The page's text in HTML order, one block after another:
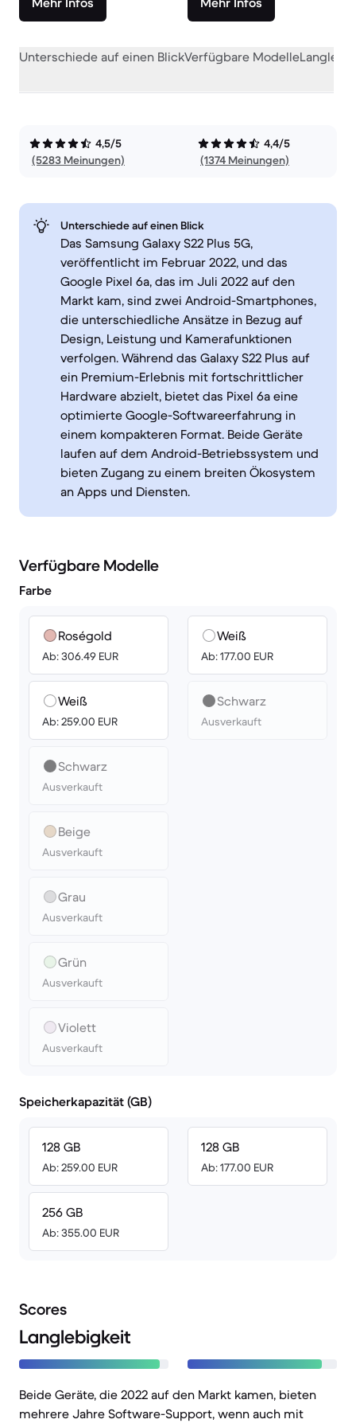
Unterschiede auf einen BlickVerfügbare Modelle
4,5/5
(5283 Meinungen)
4,4/5
(1374 Meinungen)
Unterschiede auf einen Blick
Das Samsung Galaxy S22 Plus 5G,
veröffentlicht im Februar 2022, und das
Google Pixel 6a, das im Juli 2022 auf den
Markt kam, sind zwei Android-Smartphones,
die unterschiedliche Ansätze in Bezug auf
Design, Leistung und Kamerafunktionen
verfolgen. Während das Galaxy S22 Plus auf
ein Premium-Erlebnis mit fortschrittlicher
Hardware abzielt, bietet das Pixel 6a eine
optimierte Google-Softwareerfahrung in
einem kompakteren Format. Beide Geräte
laufen auf dem Android-Betriebssystem und
bieten Zugang zu einem breiten Ökosystem
an Apps und Diensten.
Verfügbare Modelle
Farbe
Roségold
Ab: 306.49 EUR
Weiß
Ab: 259.00 EUR
Schwarz
Ausverkauft
Beige
Ausverkauft
Grau
Ausverkauft
Grün
Ausverkauft
Violett
Ausverkauft
Weiß
Ab: 177.00 EUR
Schwarz
Ausverkauft
Speicherkapazität (GB)
128 GB
Ab: 259.00 EUR
256 GB
Ab: 355.00 EUR
128 GB
Ab: 177.00 EUR
Scores
Langlebigkeit
Beide Geräte, die 2022 auf den Markt kamen, bieten
mehrere Jahre Software-Support, wenn auch mit